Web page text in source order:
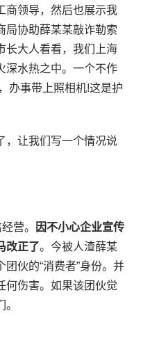
商领导，然后也展示我
局协助薛某某敲诈勒索
长大人看看，我们上海
深水热之中。一个不作
办事带上照相机!这是护
，让我们写一个情况说
营。
因不小心企业宣传
改正了。今被人渣薛某
伙的“消费者”身份。并
何伤害。如果该团伙觉